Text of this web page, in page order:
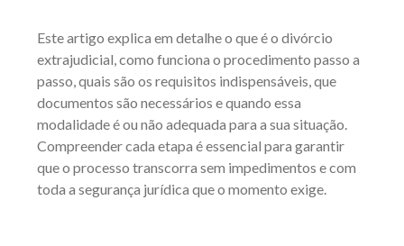
Este artigo explica em detalhe o que é o divórcio
extrajudicial, como funciona o procedimento passo a
passo, quais são os requisitos indispensáveis, que
documentos são necessários e quando essa
modalidade é ou não adequada para a sua situação.
Compreender cada etapa é essencial para garantir
que o processo transcorra sem impedimentos e com
toda a segurança jurídica que o momento exige.